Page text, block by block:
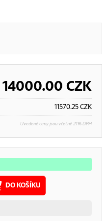
14000.00 CZK
11570.25CZK
Uvedené ceny jsou včetně 21% DPH
DO KOŠÍKU